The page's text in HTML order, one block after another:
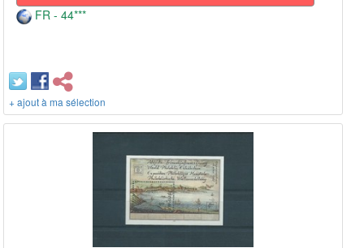
FR - 44***
+ ajout à ma sélection